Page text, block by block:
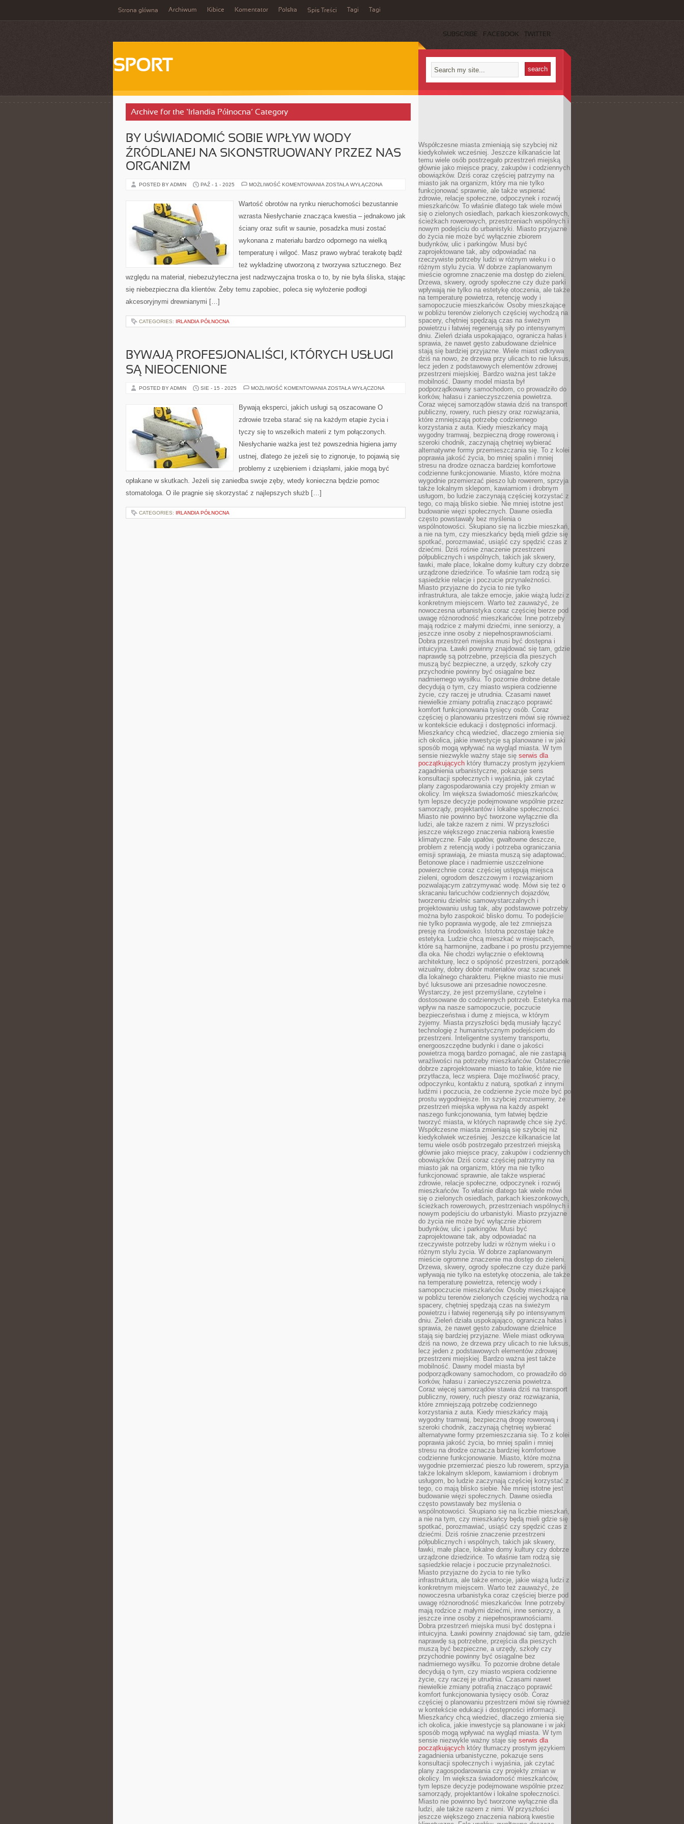
Strona główna Archiwum Kibice Komentator Polska Spis Treści Tagi Tagi
SUBSCRIBE FACEBOOK TWITTER
SPORT
Archive for the ‘Irlandia Północna’ Category
BY UŚWIADOMIĆ SOBIE WPŁYW WODY
ŹRÓDLANEJ NA SKONSTRUOWANY PRZEZ NAS
ORGANIZM
POSTED BY ADMIN PAŹ - 1 - 2025 MOŻLIWOŚĆ KOMENTOWANIA BY
WPŁYW
WODY
NA
PRZEZ
ORGANIZM
ZOSTAŁA WYŁĄCZONA
Wartość obrotów na rynku nieruchomości bezustannie
wzrasta Niesłychanie znacząca kwestia – jednakowo jak
ściany oraz sufit w saunie, posadzka musi zostać
wykonana z materiału bardzo odpornego na wielką
temperaturę i wilgoć. Masz prawo wybrać terakotę bądź
też wykładzinę utworzoną z tworzywa sztucznego. Bez
względu na materiał, niebezużyteczna jest nadzwyczajna troska o to, by nie była śliska, stając
się niebezpieczna dla klientów. Żeby temu zapobiec, poleca się wyłożenie podłogi
akcesoryjnymi drewnianymi […]
CATEGORIES: IRLANDIA PÓŁNOCNA
BYWAJĄ PROFESJONALIŚCI, KTÓRYCH USŁUGI
SĄ NIEOCENIONE
POSTED BY ADMIN SIE - 15 - 2025 MOŻLIWOŚĆ KOMENTOWANIA BYWAJĄ
SĄ
ZOSTAŁA WYŁĄCZONA
Bywają eksperci, jakich usługi są oszacowane O
zdrowie trzeba starać się na każdym etapie życia i
tyczy się to wszelkich materii z tym połączonych.
Niesłychanie ważka jest też powszednia higiena jamy
ustnej, dlatego że jeżeli się to zignoruje, to pojawią się
problemy z uzębieniem i dziąsłami, jakie mogą być
opłakane w skutkach. Jeżeli się zaniedba swoje zęby, wtedy konieczna będzie pomoc
stomatologa. O ile pragnie się skorzystać z najlepszych służb […]
CATEGORIES: IRLANDIA PÓŁNOCNA
Współczesne miasta zmieniają się szybciej niż
kiedykolwiek wcześniej. Jeszcze kilkanaście lat
temu wiele osób postrzegało przestrzeń miejską
głównie jako miejsce pracy, zakupów i codziennych
obowiązków. Dziś coraz częściej patrzymy na
miasto jak na organizm, który ma nie tylko
funkcjonować sprawnie, ale także wspierać
zdrowie, relacje społeczne, odpoczynek i rozwój
mieszkańców. To właśnie dlatego tak wiele mówi
się o zielonych osiedlach, parkach kieszonkowych,
ścieżkach rowerowych, przestrzeniach wspólnych i
nowym podejściu do urbanistyki. Miasto przyjazne
do życia nie może być wyłącznie zbiorem
budynków, ulic i parkingów. Musi być
zaprojektowane tak, aby odpowiadać na
rzeczywiste potrzeby ludzi w różnym wieku i o
różnym stylu życia. W dobrze zaplanowanym
mieście ogromne znaczenie ma dostęp do zieleni.
Drzewa, skwery, ogrody społeczne czy duże parki
wpływają nie tylko na estetykę otoczenia, ale także
na temperaturę powietrza, retencję wody i
samopoczucie mieszkańców. Osoby mieszkające
w pobliżu terenów zielonych częściej wychodzą na
spacery, chętniej spędzają czas na świeżym
powietrzu i łatwiej regenerują siły po intensywnym
dniu. Zieleń działa uspokajająco, ogranicza hałas i
sprawia, że nawet gęsto zabudowane dzielnice
stają się bardziej przyjazne. Wiele miast odkrywa
dziś na nowo, że drzewa przy ulicach to nie luksus,
lecz jeden z podstawowych elementów zdrowej
przestrzeni miejskiej. Bardzo ważna jest także
mobilność. Dawny model miasta był
podporządkowany samochodom, co prowadziło do
korków, hałasu i zanieczyszczenia powietrza.
Coraz więcej samorządów stawia dziś na transport
publiczny, rowery, ruch pieszy oraz rozwiązania,
które zmniejszają potrzebę codziennego
korzystania z auta. Kiedy mieszkańcy mają
wygodny tramwaj, bezpieczną drogę rowerową i
szeroki chodnik, zaczynają chętniej wybierać
alternatywne formy przemieszczania się. To z kolei
poprawia jakość życia, bo mniej spalin i mniej
stresu na drodze oznacza bardziej komfortowe
codzienne funkcjonowanie. Miasto, które można
wygodnie przemierzać pieszo lub rowerem, sprzyja
także lokalnym sklepom, kawiarniom i drobnym
usługom, bo ludzie zaczynają częściej korzystać z
tego, co mają blisko siebie. Nie mniej istotne jest
budowanie więzi społecznych. Dawne osiedla
często powstawały bez myślenia o
wspólnotowości. Skupiano się na liczbie mieszkań,
a nie na tym, czy mieszkańcy będą mieli gdzie się
spotkać, porozmawiać, usiąść czy spędzić czas z
dziećmi. Dziś rośnie znaczenie przestrzeni
półpublicznych i wspólnych, takich jak skwery,
ławki, małe place, lokalne domy kultury czy dobrze
urządzone dziedzińce. To właśnie tam rodzą się
sąsiedzkie relacje i poczucie przynależności.
Miasto przyjazne do życia to nie tylko
infrastruktura, ale także emocje, jakie wiążą ludzi z
konkretnym miejscem. Warto też zauważyć, że
nowoczesna urbanistyka coraz częściej bierze pod
uwagę różnorodność mieszkańców. Inne potrzeby
mają rodzice z małymi dziećmi, inne seniorzy, a
jeszcze inne osoby z niepełnosprawnościami.
Dobra przestrzeń miejska musi być dostępna i
intuicyjna. Ławki powinny znajdować się tam, gdzie
naprawdę są potrzebne, przejścia dla pieszych
muszą być bezpieczne, a urzędy, szkoły czy
przychodnie powinny być osiągalne bez
nadmiernego wysiłku. To pozornie drobne detale
decydują o tym, czy miasto wspiera codzienne
życie, czy raczej je utrudnia. Czasami nawet
niewielkie zmiany potrafią znacząco poprawić
komfort funkcjonowania tysięcy osób. Coraz
częściej o planowaniu przestrzeni mówi się również
w kontekście edukacji i dostępności informacji.
Mieszkańcy chcą wiedzieć, dlaczego zmienia się
ich okolica, jakie inwestycje są planowane i w jaki
sposób mogą wpływać na wygląd miasta. W tym
sensie niezwykle ważny staje się serwis dla
początkujących który tłumaczy prostym językiem
zagadnienia urbanistyczne, pokazuje sens
konsultacji społecznych i wyjaśnia, jak czytać
plany zagospodarowania czy projekty zmian w
okolicy. Im większa świadomość mieszkańców,
tym lepsze decyzje podejmowane wspólnie przez
samorządy, projektantów i lokalne społeczności.
Miasto nie powinno być tworzone wyłącznie dla
ludzi, ale także razem z nimi. W przyszłości
jeszcze większego znaczenia nabiorą kwestie
klimatyczne. Fale upałów, gwałtowne deszcze,
problem z retencją wody i potrzeba ograniczania
emisji sprawiają, że miasta muszą się adaptować.
Betonowe place i nadmiernie uszczelnione
powierzchnie coraz częściej ustępują miejsca
zieleni, ogrodom deszczowym i rozwiązaniom
pozwalającym zatrzymywać wodę. Mówi się też o
skracaniu łańcuchów codziennych dojazdów,
tworzeniu dzielnic samowystarczalnych i
projektowaniu usług tak, aby podstawowe potrzeby
można było zaspokoić blisko domu. To podejście
nie tylko poprawia wygodę, ale też zmniejsza
presję na środowisko. Istotna pozostaje także
estetyka. Ludzie chcą mieszkać w miejscach,
które są harmonijne, zadbane i po prostu przyjemne
dla oka. Nie chodzi wyłącznie o efektowną
architekturę, lecz o spójność przestrzeni, porządek
wizualny, dobry dobór materiałów oraz szacunek
dla lokalnego charakteru. Piękne miasto nie musi
być luksusowe ani przesadnie nowoczesne.
Wystarczy, że jest przemyślane, czytelne i
dostosowane do codziennych potrzeb. Estetyka ma
wpływ na nasze samopoczucie, poczucie
bezpieczeństwa i dumę z miejsca, w którym
żyjemy. Miasta przyszłości będą musiały łączyć
technologię z humanistycznym podejściem do
przestrzeni. Inteligentne systemy transportu,
energooszczędne budynki i dane o jakości
powietrza mogą bardzo pomagać, ale nie zastąpią
wrażliwości na potrzeby mieszkańców. Ostatecznie
dobrze zaprojektowane miasto to takie, które nie
przytłacza, lecz wspiera. Daje możliwość pracy,
odpoczynku, kontaktu z naturą, spotkań z innymi
ludźmi i poczucia, że codzienne życie może być po
prostu wygodniejsze. Im szybciej zrozumiemy, że
przestrzeń miejska wpływa na każdy aspekt
naszego funkcjonowania, tym łatwiej będzie
tworzyć miasta, w których naprawdę chce się żyć.
Współczesne miasta zmieniają się szybciej niż
kiedykolwiek wcześniej. Jeszcze kilkanaście lat
temu wiele osób postrzegało przestrzeń miejską
głównie jako miejsce pracy, zakupów i codziennych
obowiązków. Dziś coraz częściej patrzymy na
miasto jak na organizm, który ma nie tylko
funkcjonować sprawnie, ale także wspierać
zdrowie, relacje społeczne, odpoczynek i rozwój
mieszkańców. To właśnie dlatego tak wiele mówi
się o zielonych osiedlach, parkach kieszonkowych,
ścieżkach rowerowych, przestrzeniach wspólnych i
nowym podejściu do urbanistyki. Miasto przyjazne
do życia nie może być wyłącznie zbiorem
budynków, ulic i parkingów. Musi być
zaprojektowane tak, aby odpowiadać na
rzeczywiste potrzeby ludzi w różnym wieku i o
różnym stylu życia. W dobrze zaplanowanym
mieście ogromne znaczenie ma dostęp do zieleni.
Drzewa, skwery, ogrody społeczne czy duże parki
wpływają nie tylko na estetykę otoczenia, ale także
na temperaturę powietrza, retencję wody i
samopoczucie mieszkańców. Osoby mieszkające
w pobliżu terenów zielonych częściej wychodzą na
spacery, chętniej spędzają czas na świeżym
powietrzu i łatwiej regenerują siły po intensywnym
dniu. Zieleń działa uspokajająco, ogranicza hałas i
sprawia, że nawet gęsto zabudowane dzielnice
stają się bardziej przyjazne. Wiele miast odkrywa
dziś na nowo, że drzewa przy ulicach to nie luksus,
lecz jeden z podstawowych elementów zdrowej
przestrzeni miejskiej. Bardzo ważna jest także
mobilność. Dawny model miasta był
podporządkowany samochodom, co prowadziło do
korków, hałasu i zanieczyszczenia powietrza.
Coraz więcej samorządów stawia dziś na transport
publiczny, rowery, ruch pieszy oraz rozwiązania,
które zmniejszają potrzebę codziennego
korzystania z auta. Kiedy mieszkańcy mają
wygodny tramwaj, bezpieczną drogę rowerową i
szeroki chodnik, zaczynają chętniej wybierać
alternatywne formy przemieszczania się. To z kolei
poprawia jakość życia, bo mniej spalin i mniej
stresu na drodze oznacza bardziej komfortowe
codzienne funkcjonowanie. Miasto, które można
wygodnie przemierzać pieszo lub rowerem, sprzyja
także lokalnym sklepom, kawiarniom i drobnym
usługom, bo ludzie zaczynają częściej korzystać z
tego, co mają blisko siebie. Nie mniej istotne jest
budowanie więzi społecznych. Dawne osiedla
często powstawały bez myślenia o
wspólnotowości. Skupiano się na liczbie mieszkań,
a nie na tym, czy mieszkańcy będą mieli gdzie się
spotkać, porozmawiać, usiąść czy spędzić czas z
dziećmi. Dziś rośnie znaczenie przestrzeni
półpublicznych i wspólnych, takich jak skwery,
ławki, małe place, lokalne domy kultury czy dobrze
urządzone dziedzińce. To właśnie tam rodzą się
sąsiedzkie relacje i poczucie przynależności.
Miasto przyjazne do życia to nie tylko
infrastruktura, ale także emocje, jakie wiążą ludzi z
konkretnym miejscem. Warto też zauważyć, że
nowoczesna urbanistyka coraz częściej bierze pod
uwagę różnorodność mieszkańców. Inne potrzeby
mają rodzice z małymi dziećmi, inne seniorzy, a
jeszcze inne osoby z niepełnosprawnościami.
Dobra przestrzeń miejska musi być dostępna i
intuicyjna. Ławki powinny znajdować się tam, gdzie
naprawdę są potrzebne, przejścia dla pieszych
muszą być bezpieczne, a urzędy, szkoły czy
przychodnie powinny być osiągalne bez
nadmiernego wysiłku. To pozornie drobne detale
decydują o tym, czy miasto wspiera codzienne
życie, czy raczej je utrudnia. Czasami nawet
niewielkie zmiany potrafią znacząco poprawić
komfort funkcjonowania tysięcy osób. Coraz
częściej o planowaniu przestrzeni mówi się również
w kontekście edukacji i dostępności informacji.
Mieszkańcy chcą wiedzieć, dlaczego zmienia się
ich okolica, jakie inwestycje są planowane i w jaki
sposób mogą wpływać na wygląd miasta. W tym
sensie niezwykle ważny staje się serwis dla
początkujących który tłumaczy prostym językiem
zagadnienia urbanistyczne, pokazuje sens
konsultacji społecznych i wyjaśnia, jak czytać
plany zagospodarowania czy projekty zmian w
okolicy. Im większa świadomość mieszkańców,
tym lepsze decyzje podejmowane wspólnie przez
samorządy, projektantów i lokalne społeczności.
Miasto nie powinno być tworzone wyłącznie dla
ludzi, ale także razem z nimi. W przyszłości
jeszcze większego znaczenia nabiorą kwestie